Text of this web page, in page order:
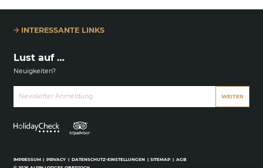
INTERESSANTE LINKS
Lust auf …
Neuigkeiten?
Newsletter Anmeldung WEITER
IMPRESSUM | PRIVACY | DATENSCHUTZ-EINSTELLUNGEN | SITEMAP | AGB